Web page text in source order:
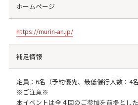
ホームページ
https://murin-an.jp/
補足情報
定員：6名（予約優先、最低催行人数：4名
※ご注意※
本イベントは全４回のご参加を前提とし